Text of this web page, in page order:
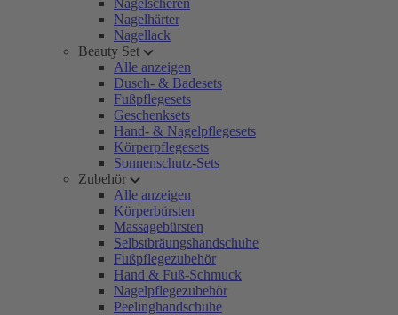
Nagelscheren
Nagelhärter
Nagellack
Beauty Set
Alle anzeigen
Dusch- & Badesets
Fußpflegesets
Geschenksets
Hand- & Nagelpflegesets
Körperpflegesets
Sonnenschutz-Sets
Zubehör
Alle anzeigen
Körperbürsten
Massagebürsten
Selbstbräungshandschuhe
Fußpflegezubehör
Hand & Fuß-Schmuck
Nagelpflegezubehör
Peelinghandschuhe